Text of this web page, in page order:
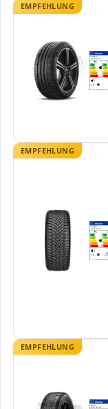
EMPFEHLUNG
ENERG
Michelin
235/45 R21 101Y
A
B B
C
D
E
A
B
C
D
E
72 dB
EMPFEHLUNG
ENERG
Goodyear
235/45 R21 101T
C C C
71 dB B
EMPFEHLUNG
ENERG
Pirelli
235/45 R21 101V